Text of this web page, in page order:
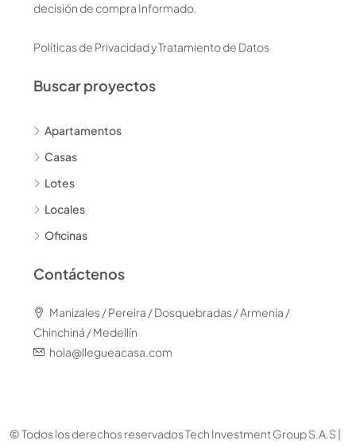
decisión de compra Informado.
Políticas de Privacidad y Tratamiento de Datos
Buscar proyectos
Apartamentos
Casas
Lotes
Locales
Oficinas
Contáctenos
Manizales / Pereira / Dosquebradas / Armenia /
Chinchiná / Medellín
hola@llegueacasa.com
© Todos los derechos reservados Tech Investment Group S.A.S |